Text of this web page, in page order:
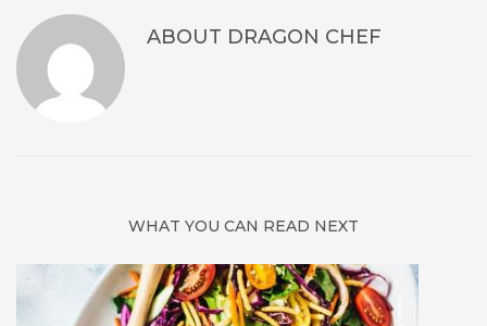
ABOUT DRAGON CHEF
WHAT YOU CAN READ NEXT